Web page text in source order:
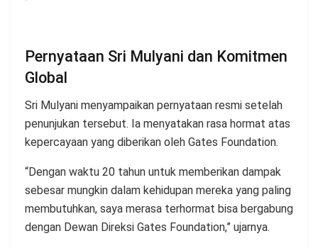
Pernyataan Sri Mulyani dan Komitmen
Global
Sri Mulyani menyampaikan pernyataan resmi setelah
penunjukan tersebut. Ia menyatakan rasa hormat atas
kepercayaan yang diberikan oleh Gates Foundation.
“Dengan waktu 20 tahun untuk memberikan dampak
sebesar mungkin dalam kehidupan mereka yang paling
membutuhkan, saya merasa terhormat bisa bergabung
dengan Dewan Direksi Gates Foundation,” ujarnya.